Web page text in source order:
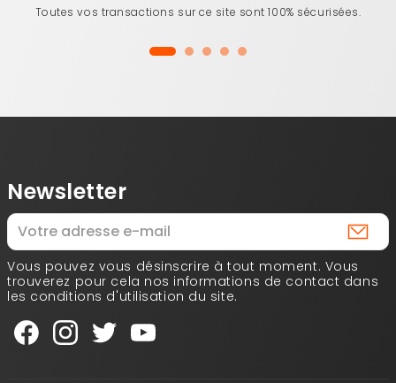
Toutes vos transactions sur ce site sont 100% sécurisées.
Newsletter
Vous pouvez vous désinscrire à tout moment. Vous
trouverez pour cela nos informations de contact dans
les conditions d'utilisation du site.